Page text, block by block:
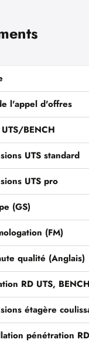
l'appel d'offres
BENCH
UTS standard
UTS pro
(GS)
(FM)
qualité (Anglais)
RD UTS, BENCH
étagère
pénétration